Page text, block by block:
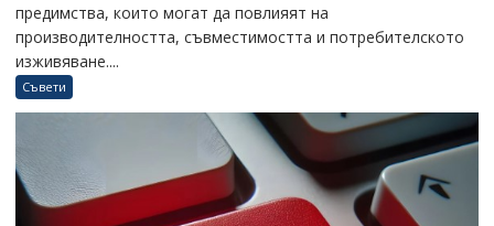
предимства, които могат да повлияят на
производителността, съвместимостта и потребителското
изживяване....
Съвети